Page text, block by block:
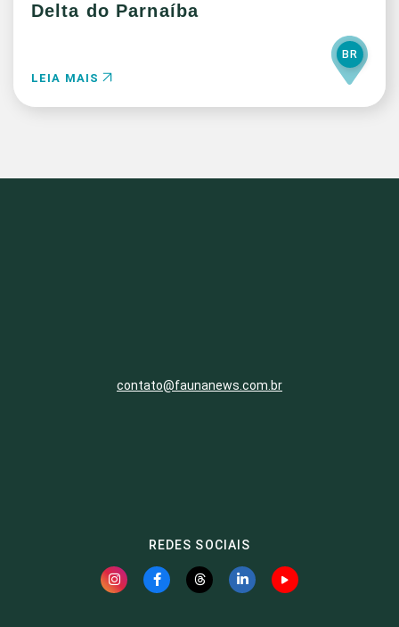
Delta do Parnaíba
LEIA MAIS
BR
contato@faunanews.com.br
REDES SOCIAIS